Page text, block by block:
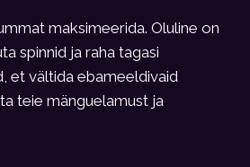
maksimeerida. Oluline on
spinnid ja raha tagasi
et vältida ebameeldivaid
teie mänguelamust ja